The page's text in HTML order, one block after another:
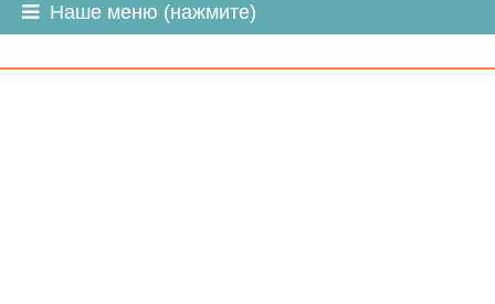
Наше меню (нажмите)